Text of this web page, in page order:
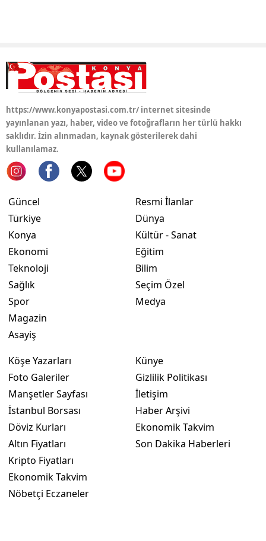
Bayburt
Karaman
Şırnak
Osmaniye
https://www.konyapostasi.com.tr/ internet sitesinde
yayınlanan yazı, haber, video ve fotoğrafların her türlü hakkı
saklıdır. İzin alınmadan, kaynak gösterilerek dahi
kullanılamaz.
Güncel
Türkiye
Konya
Ekonomi
Teknoloji
Sağlık
Spor
Magazin
Asayiş
Resmi İlanlar
Dünya
Kültür - Sanat
Eğitim
Bilim
Seçim Özel
Medya
Köşe Yazarları
Foto Galeriler
Manşetler Sayfası
İstanbul Borsası
Döviz Kurları
Altın Fiyatları
Kripto Fiyatları
Ekonomik Takvim
Nöbetçi Eczaneler
Künye
Gizlilik Politikası
İletişim
Haber Arşivi
Ekonomik Takvim
Son Dakika Haberleri